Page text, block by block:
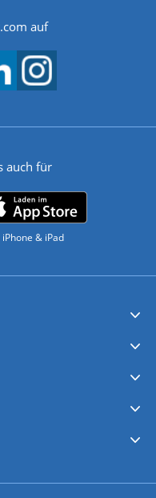
auf
auch für
iPhone & iPad